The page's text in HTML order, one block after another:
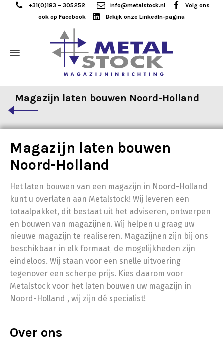
+31(0)183 – 305252 info@metalstock.nl
Volg ons
ook op Facebook
Bekijk onze LinkedIn-pagina
Magazijn laten bouwen Noord-Holland
Magazijn laten bouwen
Noord-Holland
Het laten bouwen van een magazijn in Noord-Holland
kunt u overlaten aan Metalstock! Wij leveren een
totaalpakket, dit bestaat uit het adviseren, ontwerpen
en bouwen van magazijnen. Wij helpen u graag uw
nieuwe magazijn te realiseren. Magazijnen zijn bij ons
beschikbaar in elk formaat, de mogelijkheden zijn
eindeloos. Wij staan voor een snelle uitvoering
tegenover een scherpe prijs. Kies daarom voor
Metalstock voor het laten bouwen uw magazijn in
Noord-Holland , wij zijn dé specialist!
Over ons